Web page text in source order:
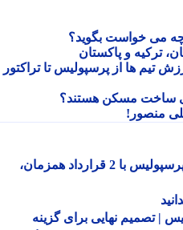
خواست بگوید؟
و پاکستان
ها از پرسپولیس تا تراکتور و
مسکن هستند؟
غافلگیری بزرگ شبانه/ مدیران پرسپولیس با 2 قرارداد همزمان،
تصمیم نهایی برای گزینه